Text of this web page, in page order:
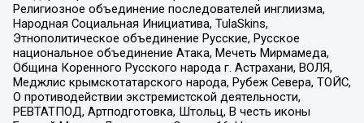
Религиозное объединение последователей инглиизма,
Народная Социальная Инициатива, TulaSkins,
Этнополитическое объединение Русские, Русское
национальное объединение Атака, Мечеть Мирмамеда,
Община Коренного Русского народа г. Астрахани, ВОЛЯ,
Меджлис крымскотатарского народа, Рубеж Севера, ТОЙС,
О противодействии экстремистской деятельности,
РЕВТАТПОД, Артподготовка, Штольц, В честь иконы